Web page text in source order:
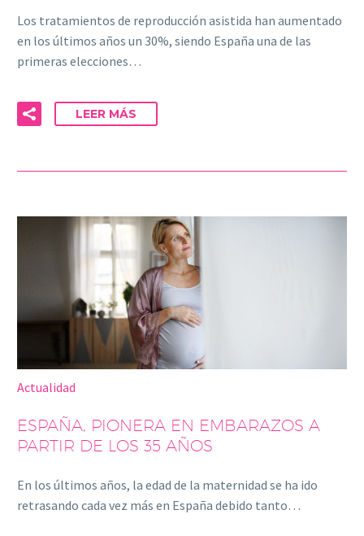
Los tratamientos de reproducción asistida han aumentado
en los últimos años un 30%, siendo España una de las
primeras elecciones…
LEER MÁS
Actualidad
ESPAÑA, PIONERA EN EMBARAZOS A
PARTIR DE LOS 35 AÑOS
En los últimos años, la edad de la maternidad se ha ido
retrasando cada vez más en España debido tanto…